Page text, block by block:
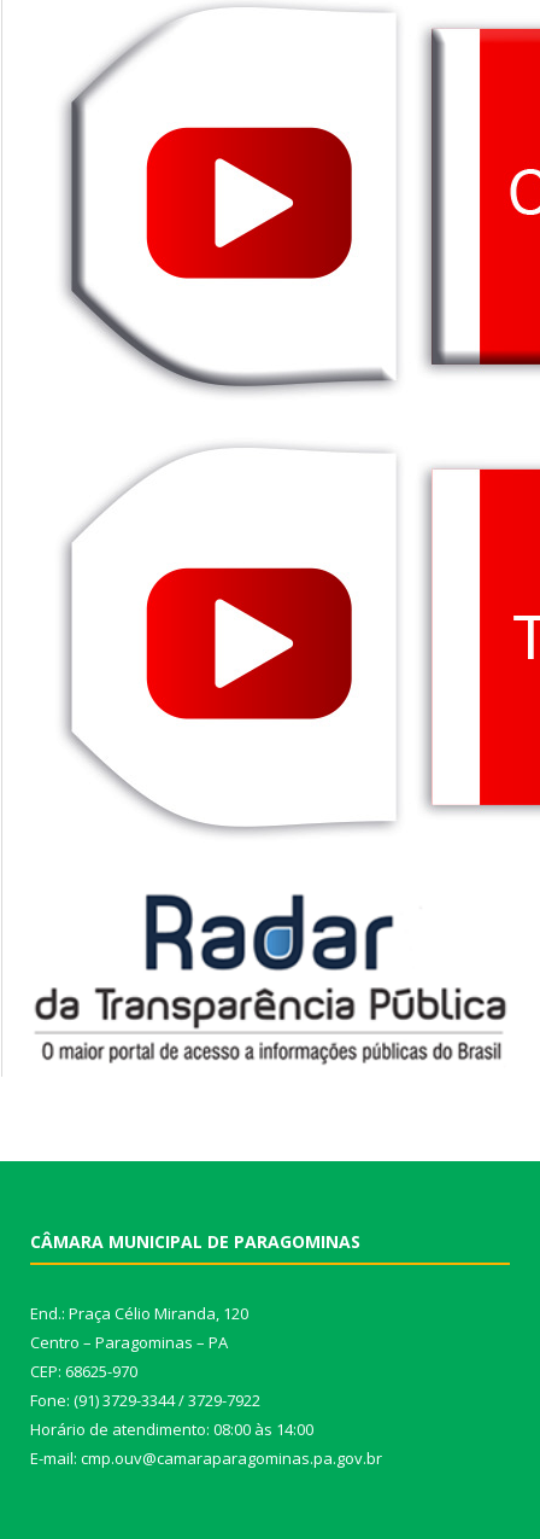
CÂMARA MUNICIPAL DE PARAGOMINAS
End.: Praça Célio Miranda, 120
Centro – Paragominas – PA
CEP: 68625-970
Fone: (91) 3729-3344 / 3729-7922
Horário de atendimento: 08:00 às 14:00
E-mail: cmp.ouv@camaraparagominas.pa.gov.br